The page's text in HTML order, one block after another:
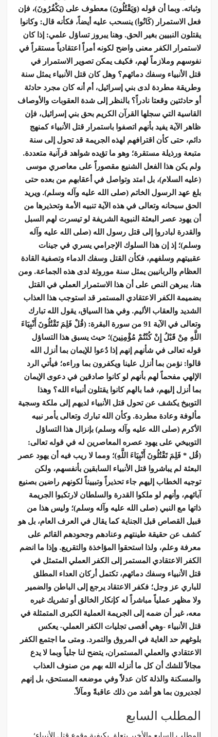
وثباته. وبما أن قوله (وَيَقْتُلُونَ) معطوف على (يَكْفُرُونَ)، فإن
فعل الاستمرار (كَانُوا) ينسحب عليه أيضاً، فكأنه قال: وكانوا
يقتلون النبيين بغير الحق. وهنا يبروز تساؤل علمي: إذا كان
لاستمرار الكفر معنى واضح لكونه أمراً اعتقادياً مستقراً في
نفوسهم وملازماً لهم، فكيف يمكن تصوير الاستمرار في
قتل الأنبياء وسفك دمائهم؟ وهل كان قتل الأنبياء يمثل سنة
وطريقة مطردة لدى بني إسرائيل، أم أنه كان مجرد حادثة
أو حادثتين وقعتا نادراً؟ بالنظر إلى شدة العقوبات والأوصاف
القاسية التي سجلها القرآن الكريم بحق بني إسرائيل، فإن
ظاهر الآية يفيد بأنهم اتصفوا باستمرار قتل الأنبياء كمنهج
دائم، حتى كأن اقترافهم لهذه الجريمة قد تحول إلى سنة
متبعة ورذيلة مستقرة؛ وهو ما تؤيده شواهد قرآنية متعددة.
ولم يكن هذا الفعل الشنيع مقصوراً على معاصري موسى
(عليه السلام)، بل امتد وتواصل في أعقابهم من بعده حتى
بلغ عهد الرسول الخاتم (صلى الله عليه وآله وسلم). ويريد
الحق سبحانه وتعالى في هذه الآية تنبيه الأمة وتحذيرها من
أن يهود عصر البعثة النبوية الشريفة لو تيسرت لهم السبل
والقدرة لبادروا إلى قتل رسول الله (صلى الله عليه وآله
وسلم)؛ إذ إن هذا السلوك الإجرامي يسري في جينات
عقبيتهم وسلفهم، فكأن القتل وسفك الدماء وتصفية القادة
العظام والربانيين يمثل سنة موروثة لدى هذه الجماعة. ومن
هنا، يبرهن النص على أن هذا الاستمرار العملي في القتل
بضميمة الكفر الاعتقادي المستمر قد استوجب هذا العذاب
الشديد والعقاب الأليم. وفي هذا السياق، يقول الله تبارك
وتعالى في الآية 91 من سورة البقرة: (قُلْ فَلِمَ تَقْتُلُونَ أَنْبِيَاءَ
اللَّهِ مِنْ قَبْلُ إِنْ كُنْتُمْ مُؤْمِنِينَ)؛ حيث يسبق هذا التساؤل
قوله تعالى في شأنهم إنهم إذا دُعوا للإيمان بما أنزل الله
قالوا: نؤمن بما أنزل علينا ويكفرون بما وراءه؛ فيأتي الرد
الإلهي مفحماً لهم بأنهم لو كانوا صادقين في دعوى الإيمان
بما أنزل إليهم، فما بالهم كانوا يقتلون أنبياء الله؟ وهذا
التوبيخ يكشف عن تحول قتل الأنبياء لديهم إلى ملكة وسجية
مألوفة وعادة مطردة. وكأن الله تبارك وتعالى يأمر نبيه
الأكرم (صلى الله عليه وآله وسلم) بإنزال هذا التساؤل
التوبيخي على يهود عصره المعاصرين له في قوله تعالى:
(قُل * فَلِمَ تَقْتُلُونَ أَنْبِيَاءَ اللَّهِ)؛ ومما لا ريب فيه أن يهود عصر
البعثة لم يباشروا قتل الأنبياء السابقين بأنفسهم، ولكن
توجيه الخطاب إليهم جاء تحذيراً وتبييناً لكونهم راضين بصنيع
آبائهم، وأنهم لو ملكوا القدرة والسلطان لارتكبوا الجريمة
ذاتها مع النبي (صلى الله عليه وآله وسلم)؛ وليس هذا من
قبيل القصاص قبل الجناية كما يقال في العرف العام، بل هو
كشف عن حقيقة طينتهم وعنادهم وجحودهم القائم على
معرفة وعلم، ولذا استحقوا المؤاخذة والتقريع. وإذا ما انضم
الكفر الاعتقادي المستمر إلى الكفر العملي المتمثل في
قتل الأنبياء وسفك دمائهم، تكتمل أركان العداء المطلق
للباري عز وجل؛ فكفر الاعتقاد يرجع إلى الباطن والضمير
ولا مظهر عملياً مباشراً له كإنكار الخالق أو تشريك غيره
معه، غير أن ضمه إلى الجريمة العملية الكبرى المتمثلة في
قتل الأنبياء -وهي أقصى تجليات الكفر العملي- يعكس
بلوغهم حد الغاية في المروق والتمرد. ومتى ما اجتمع الكفر
الاعتقادي والعملي المستمران، يتضح لنا جلياً وبما لا يدع
مجالاً للشك أن كل ما أنزله الله بهم من صنوف العذاب
والمسكنة والذلة كان عدلاً وفي موضعه المستحق، بل إنهم
لجديرون بما هو أشد من ذلك عاقبةً ومآلاً.
المطلب السابع
المطلب السابع والأخير يتعلق بكيفية وقوع قتل الأنبياء؛